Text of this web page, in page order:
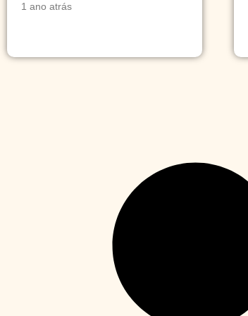
1 ano atrás